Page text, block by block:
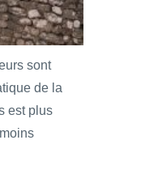
sont
de la
est plus